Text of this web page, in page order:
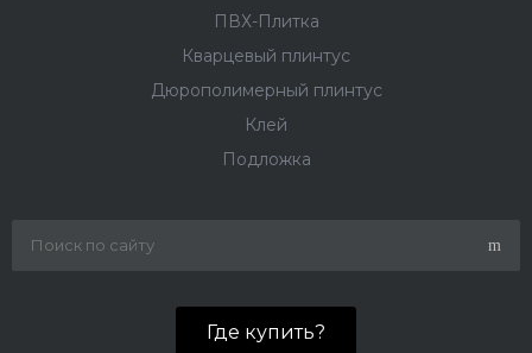
ПВХ-Плитка
Кварцевый плинтус
Дюрополимерный плинтус
Клей
Подложка
Где купить?